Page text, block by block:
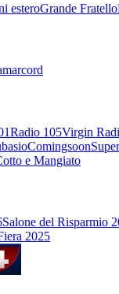
esteroGrande Fratello
Radio 105Virgin
Comingsoon
e Mangiato
Salone del Risparmio
2025